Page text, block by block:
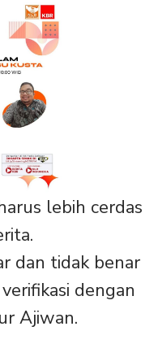
lebih cerdas
dan tidak benar
dengan
Ajiwan.